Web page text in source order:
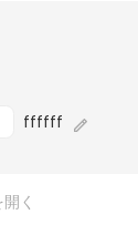
ffffff
く